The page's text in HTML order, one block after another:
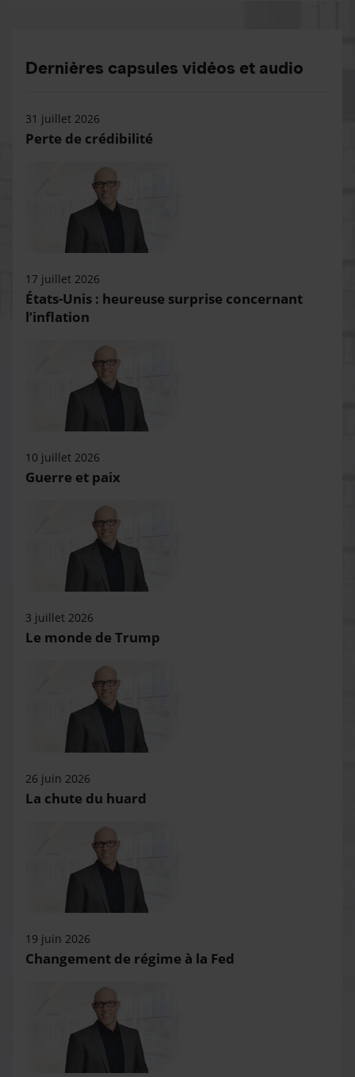
Dernières capsules vidéos et audio
31 juillet 2026
Perte de crédibilité
17 juillet 2026
États-Unis : heureuse surprise concernant
l’inflation
10 juillet 2026
Guerre et paix
3 juillet 2026
Le monde de Trump
26 juin 2026
La chute du huard
19 juin 2026
Changement de régime à la Fed